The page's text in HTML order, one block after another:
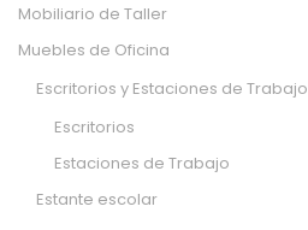
Mobiliario de Taller
Muebles de Oficina
Escritorios y Estaciones de Trabajo
Escritorios
Estaciones de Trabajo
Estante escolar